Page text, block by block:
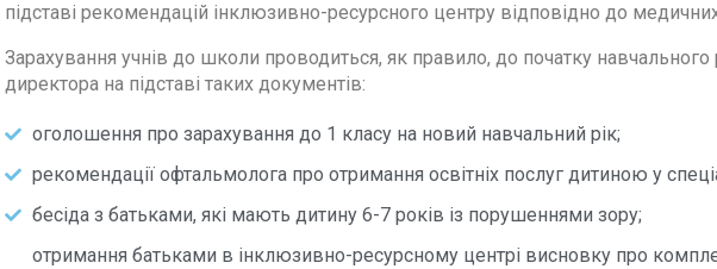
підставі рекомендацій інклюзивно-ресурсного центру відповідно до
Зарахування учнів до школи проводиться, як правило, до початку
директора на підставі таких документів:
оголошення про зарахування до 1 класу на новий навчальний рік;
рекомендації офтальмолога про отримання освітніх послуг дитиною у
бесіда з батьками, які мають дитину 6-7 років із порушеннями зору;
отримання батьками в інклюзивно-ресурсному центрі висновку про